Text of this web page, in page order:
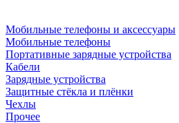
Мобильные телефоны и аксессуары
Мобильные телефоны
Портативные зарядные устройства
Кабели
Зарядные устройства
Защитные стёкла и плёнки
Чехлы
Прочее